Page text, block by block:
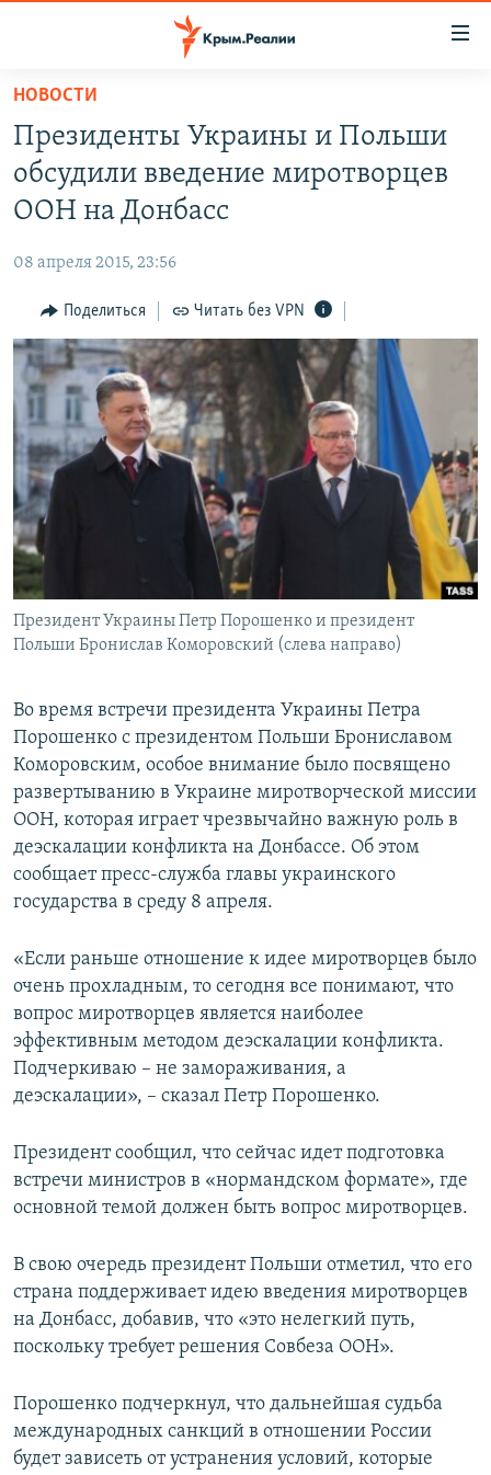
Вернуться
основному
содержанию
Вернутся
главной
навигации
Вернутся
поиску
СПЕЦПРОЕКТЫ
ГРУЗ 200
11 ЛЕТ ОККУПАЦИИ КРЫМА. 11 ИСТОРИЙ СОПРОТИВЛЕНИЯ
ВОДА
ЕЩЕ
ИНТЕРАКТИВ
ИНФОГРАФИКА
ТЕЛЕПРОЕКТ КРЫМ.РЕАЛИИ
СОВЕТЫ ПРАВОЗАЩИТНИКОВ
ПРОПАВШИЕ БЕЗ ВЕСТИ
ПОБЕДИТЕЛЕЙ НЕ СУДЯТ?
КРЫМ.НЕПОКОРЕННЫЙ
ELIFBE
УКРАИНСКАЯ ПРОБЛЕМА КРЫМА
РАДІО СВОБОДА
КАК ОБОЙТИ БЛОКИРОВКУ
Українською
Qırımtatar
ПРИСОЕДИНЯЙТЕСЬ!
Все сайты RFE/RL
НОВОСТИ
Президенты Украины и Польши
обсудили введение миротворцев
ООН на Донбасс
08 апреля 2015, 23:56
Поделиться Читать без VPN
Президент Украины Петр Порошенко и президент
Польши Бронислав Коморовский (слева направо)
Во время встречи президента Украины Петра
Порошенко с президентом Польши Брониславом
Коморовским, особое внимание было посвящено
развертыванию в Украине миротворческой миссии
ООН, которая играет чрезвычайно важную роль в
деэскалации конфликта на Донбассе. Об этом
сообщает пресс-служба главы украинского
государства в среду 8 апреля.
«Если раньше отношение к идее миротворцев было
очень прохладным, то сегодня все понимают, что
вопрос миротворцев является наиболее
эффективным методом деэскалации конфликта.
Подчеркиваю – не замораживания, а
деэскалации», – сказал Петр Порошенко.
Президент сообщил, что сейчас идет подготовка
встречи министров в «нормандском формате», где
основной темой должен быть вопрос миротворцев.
В свою очередь президент Польши отметил, что его
страна поддерживает идею введения миротворцев
на Донбасс, добавив, что «это нелегкий путь,
поскольку требует решения Совбеза ООН».
Порошенко подчеркнул, что дальнейшая судьба
международных санкций в отношении России
будет зависеть от устранения условий, которые